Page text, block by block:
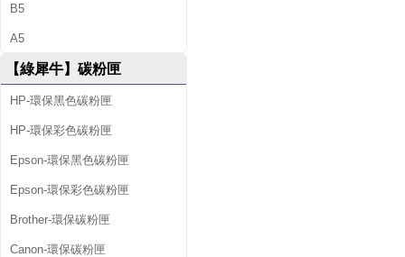
B5
A5
【綠犀牛】碳粉匣
HP-環保黑色碳粉匣
HP-環保彩色碳粉匣
Epson-環保黑色碳粉匣
Epson-環保彩色碳粉匣
Brother-環保碳粉匣
Canon-環保碳粉匣